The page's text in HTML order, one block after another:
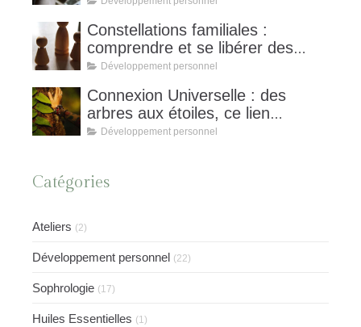
Constellations familiales :
comprendre et se libérer des
schémas invisibles
Développement personnel
Connexion Universelle : des
arbres aux étoiles, ce lien
invisible qui nous unit et nourrit
Développement personnel
Catégories
Ateliers (2)
Développement personnel (22)
Sophrologie (17)
Huiles Essentielles (1)